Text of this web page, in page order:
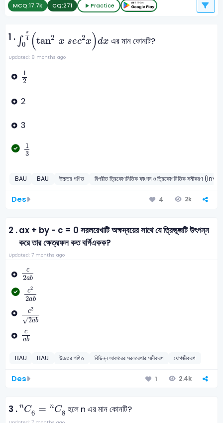
MCQ:17.7k CQ:271 Practice
1 . ∫
π
4
0 (tan2 x sec2x)dx
0π 4 tan se c
এর মান কোনটি?
Updated: 8 months ago
1
2
12
2
3
1
3
13
BAU BAU উচ্চতর গণিত বিপরীত ত্রিকোণমিতিক ফাংশন ও ত্রিকোণমিতিক
Des 4 2k
2 .ax + by - c = 0 সরলরেখাটি অক্ষদ্বয়ের সাথে যে ত্রিভূজটি উৎপন্ন
করে তার ক্ষেত্রফল কত বর্গিএকক?
Updated: 7 months ago
c
2ab
c2
c2
2ab
c2
c2
√2ab
22
c
ab
ca
BAU BAU উচ্চতর গণিত বিভিন্ন আকারের সরলরেখার সমীকরণ যোগজীকরণ
Des 1 2.4k
3 . nC6 = nC8
C6 n= C8nহলে n এর মান কোনটি?